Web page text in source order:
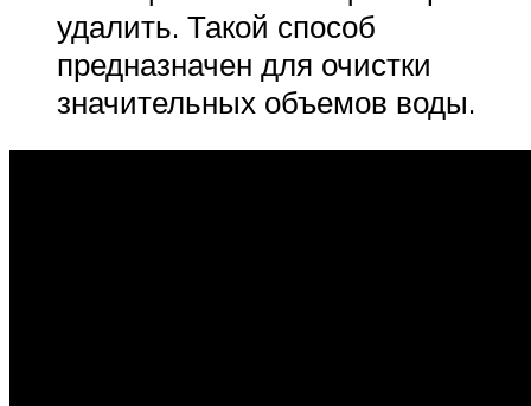
удалить. Такой способ
предназначен для очистки
значительных объемов воды.